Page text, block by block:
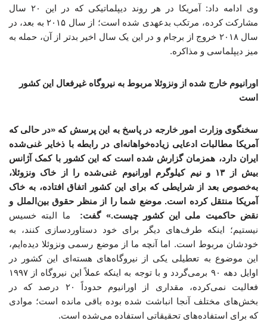
وی ادامه داد: آمریکا در هر روند دیپلماتیکی که در این ۲۰ سال
مشارکت کرده، مرتکب بدعهدی شده است؛ از سال ۲۰۱۵ به بعد، در
سال ۲۰۱۸ خروج از برجام و در این یک سال اخیر بدتر از آن، حمله به
میز دیپلماسی و مذاکره.
اورانیوم خارج شده از ونزوئلا مربوط به نیروگاه غیرفعال این کشور
است
سخنگوی وزارت امور خارجه در پاسخ به این پرسش که «در حالی که
آمریکا مطالبات ادعایی زیاده‌خواهانه‌ای در رابطه با ذخایر غنی‌شده
ایران دارد، همزمان گزارش شده است که این کشور با کمک آژانس
بیش از ۱۳ و نیم کیلوگرم اورانیوم غنی‌شده را از خاک ونزوئلا،
به‌خصوص بعد از شرایطی که برای این کشور اتفاق افتاده، به خاک
آمریکا منتقل کرده است. موضع شما را از منظر حقوق بین‌الملل و
نقض حاکمیت ملی این کشور چیست.» گفت: ما البته خسیس
نیستیم؛ اینکه طرف‌های دیگر برای خود دستاوردسازی کنند، به
خودشان مربوط است. اما آنچه ما از موضع رسمی ونزوئلا دیده‌ایم،
این موضوع به تعطیلی یکی از نیروگاه‌های هسته‌ای این کشور در
اوایل دهه ۹۰ برمی‌گردد و با توجه به اینکه عملاً این نیروگاه از ۱۹۹۷
فعالیت نمی‌کرده، مقداری از اورانیوم حدوداً ۲۰ درصد که در
بخش‌های مختلف آنجا انباشت شده بوده باقی مانده است؛ موادی
که برای استفاده‌های تحقیقاتی استفاده می‌شده است.